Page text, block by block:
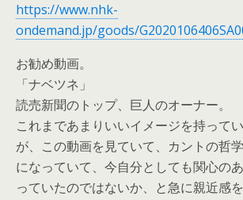
https://www.nhk-
ondemand.jp/goods/
お勧め動画。
「ナベツネ」
読売新聞のトップ、巨人のオーナー。
これまであまりいいイメージを持って
が、この動画を見ていて、カントの哲
になっていて、今自分としても関心の
っていたのではないか、と急に親近感を